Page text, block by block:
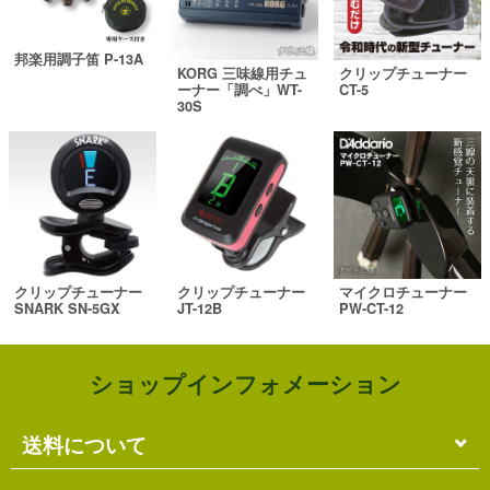
邦楽用調子笛 P-13A
KORG 三味線用チュ
ーナー「調べ」WT-
30S
クリップチューナー
CT-5
クリップチューナー
SNARK SN-5GX
クリップチューナー
JT-12B
マイクロチューナー
PW-CT-12
ショップインフォメーション
送料について